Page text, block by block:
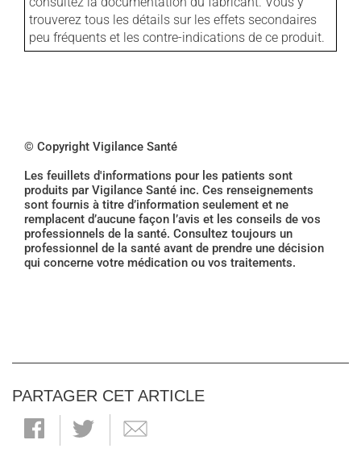
trouverez tous les détails sur les effets secondaires
peu fréquents et les contre-indications de ce produit.
© Copyright Vigilance Santé
Les feuillets d'informations pour les patients sont
produits par Vigilance Santé inc. Ces renseignements
sont fournis à titre d’information seulement et ne
remplacent d’aucune façon l’avis et les conseils de vos
professionnels de la santé. Consultez toujours un
professionnel de la santé avant de prendre une décision
qui concerne votre médication ou vos traitements.
PARTAGER CET ARTICLE